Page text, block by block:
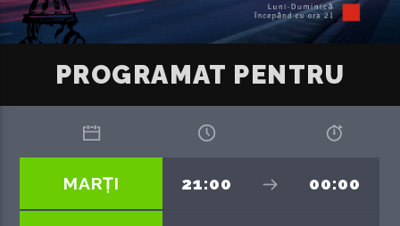
ACUM ÎN DIRECT
SA NU TE MAI AUD
EMY ALUPEI & CRBL
PROGRAMAT PENTRU
MARȚI 21:00 00:00